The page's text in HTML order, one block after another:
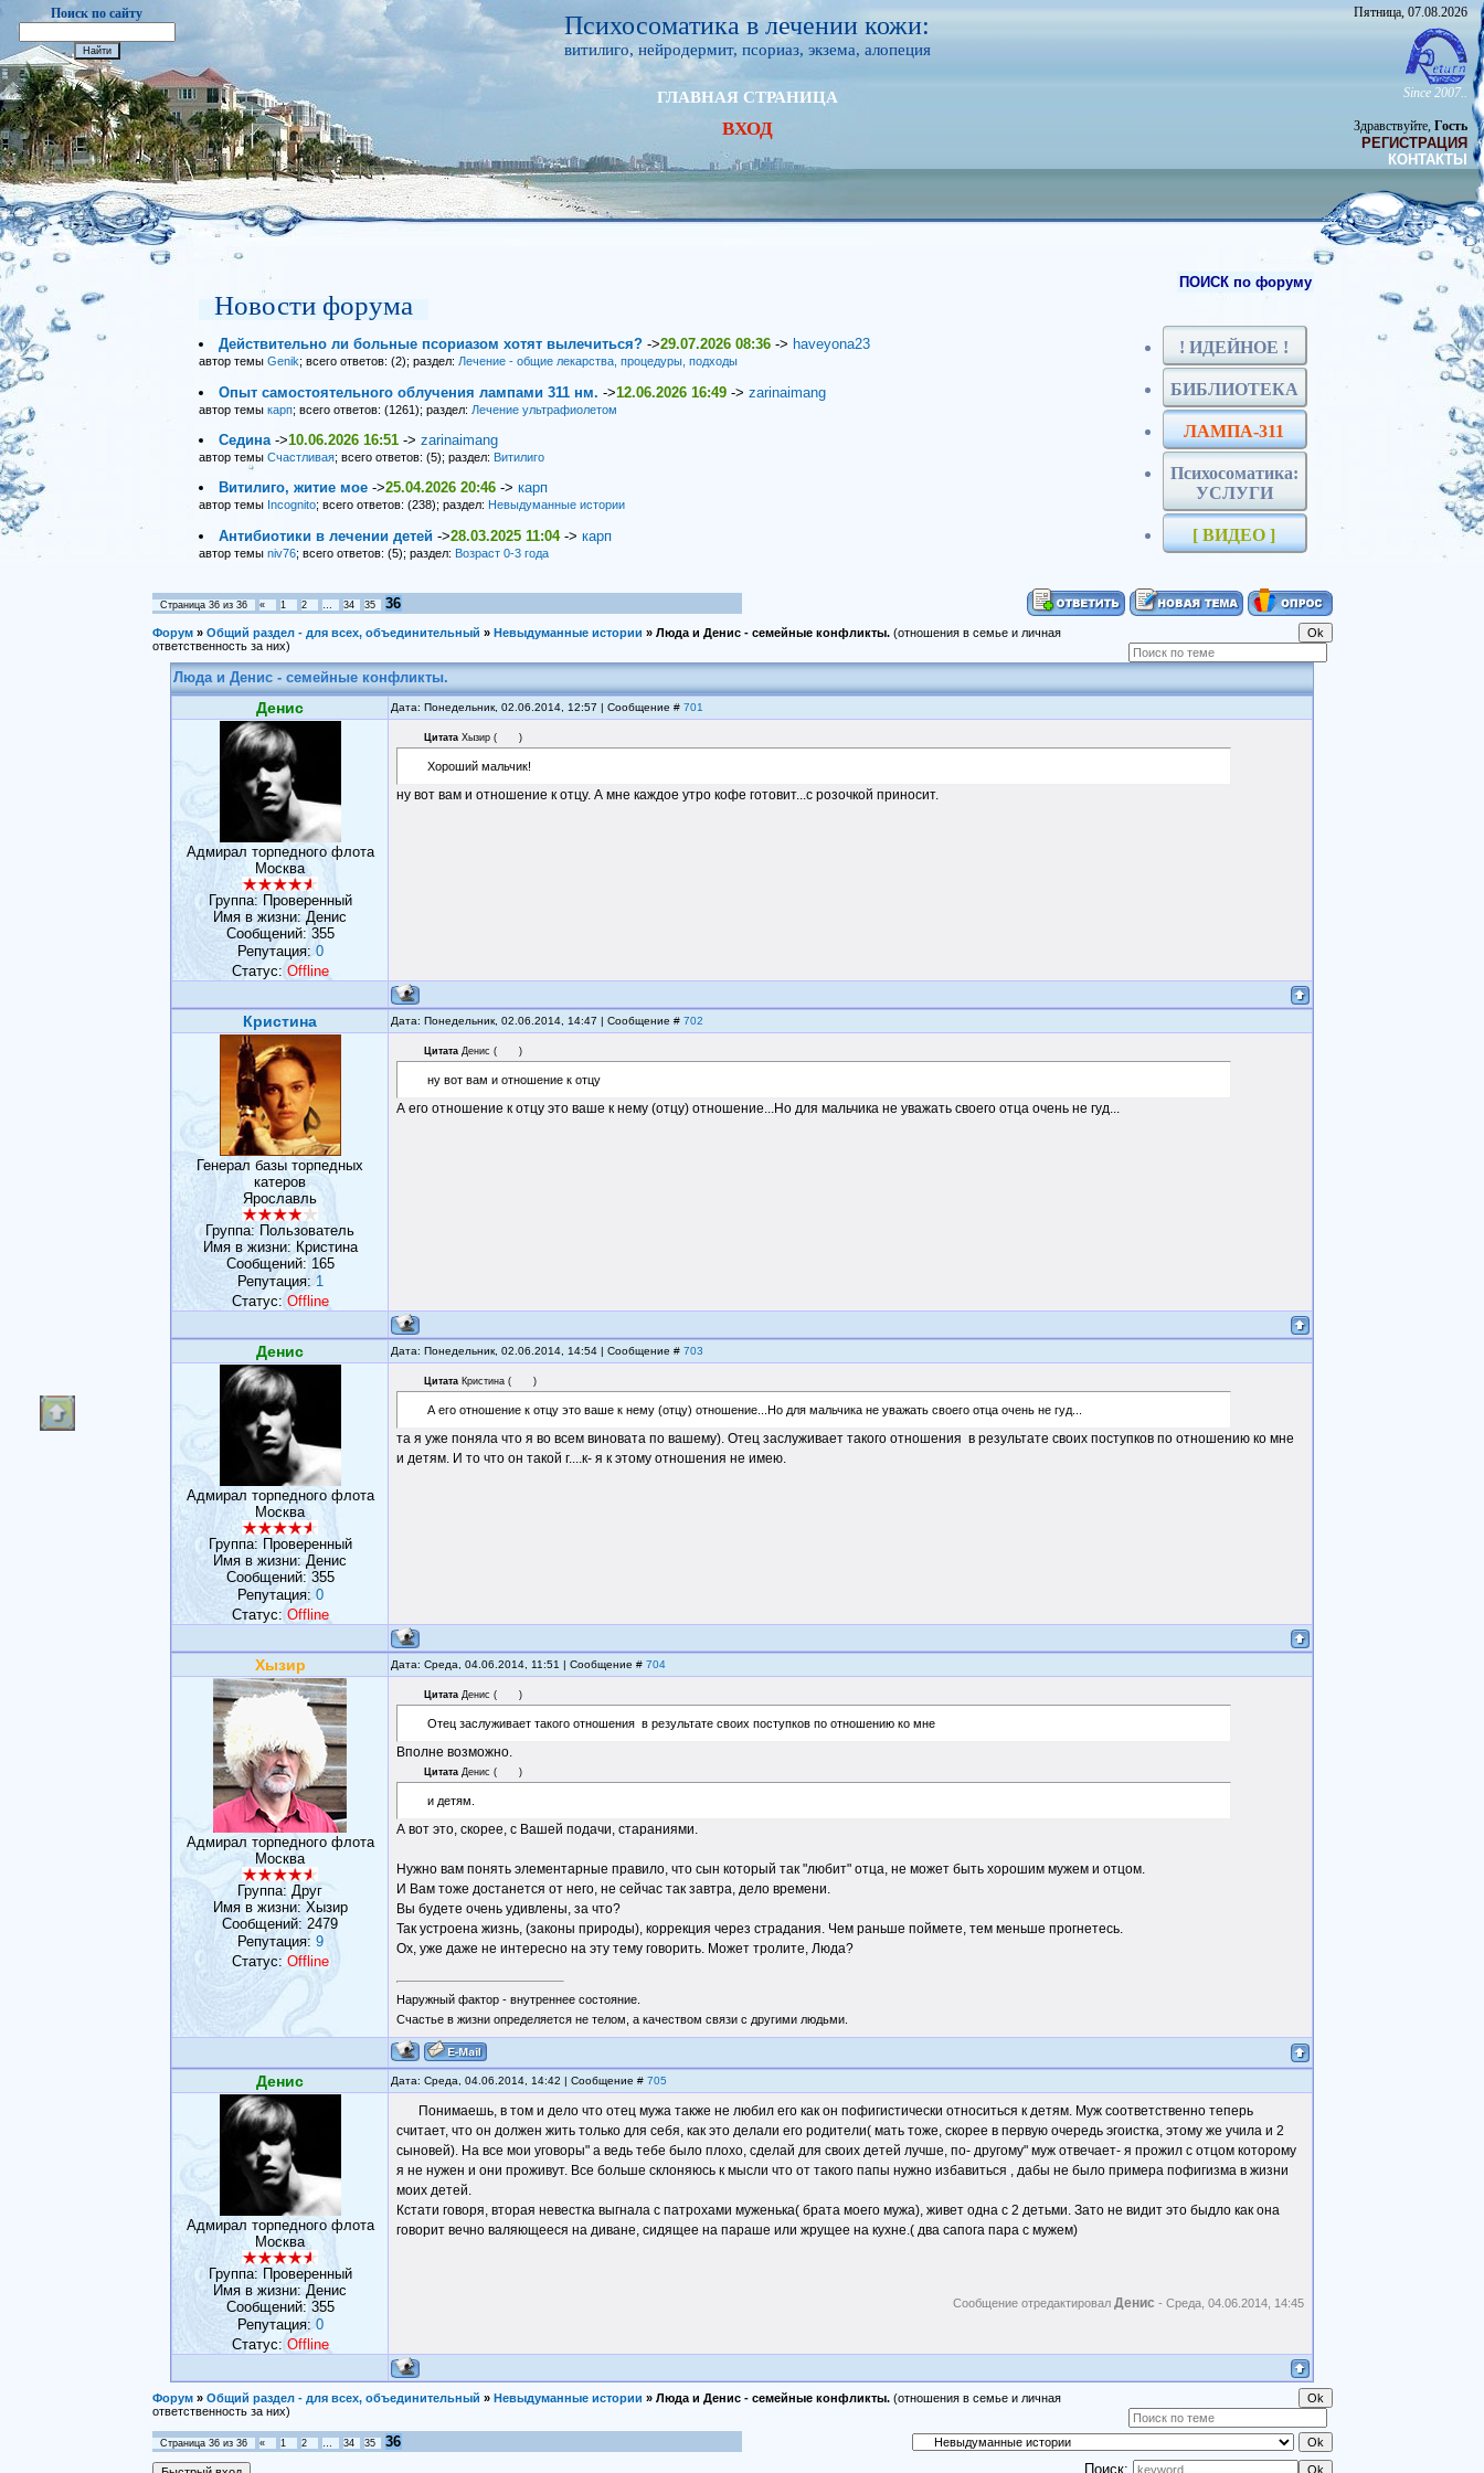
Поиск по сайту Психосоматика в лечении кожи:
витилиго, нейродермит, псориаз, экзема, алопеция
ГЛАВНАЯ СТРАНИЦА
ВХОД
Пятница, 07.08.2026
Since 2007..
Здравствуйте, Гость
РЕГИСТРАЦИЯ
КОНТАКТЫ
Новости форума
Действительно ли больные псориазом хотят вылечиться?->29.07.2026 08:36-> haveyona23
автор темы Genik; всего ответов: (2); раздел: Лечение - общие лекарства, процедуры, подходы
Опыт самостоятельного облучения лампами 311 нм. ->12.06.2026 16:49-> zarinaimang
автор темы карп; всего ответов: (1261); раздел: Лечение ультрафиолетом
Седина->10.06.2026 16:51-> zarinaimang
автор темы Счастливая; всего ответов: (5); раздел: Витилиго
Витилиго, житие мое->25.04.2026 20:46-> карп
автор темы Incognito; всего ответов: (238); раздел: Невыдуманные истории
Антибиотики в лечении детей ->28.03.2025 11:04-> карп
автор темы niv76; всего ответов: (5); раздел: Возраст 0-3 года
ПОИСК по форуму
! ИДЕЙНОЕ !
БИБЛИОТЕКА
ЛАМПА-311
Психосоматика:
УСЛУГИ
[ ВИДЕО ]
Страница 36из 36 « 1 2 … 34 35 36
Форум » Общий раздел - для всех, объединительный » Невыдуманные истории » Люда и Денис - семейные конфликты. (отношения в семье и личная
ответственность за них)
Люда и Денис - семейные конфликты.
Денис Дата: Понедельник, 02.06.2014, 12:57 | Сообщение # 701
Адмирал торпедного флота
Москва
Группа: Проверенный
Имя в жизни: Денис
Сообщений: 355
Репутация: 0
Статус: Offline
Цитата Хызир ( )
Хороший мальчик!
ну вот вам и отношение к отцу. А мне каждое утро кофе готовит...с розочкой приносит.
Кристина Дата: Понедельник, 02.06.2014, 14:47 | Сообщение # 702
Генерал базы торпедных
катеров
Ярославль
Группа: Пользователь
Имя в жизни: Кристина
Сообщений: 165
Репутация: 1
Статус: Offline
Цитата Денис ( )
ну вот вам и отношение к отцу
А его отношение к отцу это ваше к нему (отцу) отношение...Но для мальчика не уважать своего отца очень не гуд...
Денис Дата: Понедельник, 02.06.2014, 14:54 | Сообщение # 703
Адмирал торпедного флота
Москва
Группа: Проверенный
Имя в жизни: Денис
Сообщений: 355
Репутация: 0
Статус: Offline
Цитата Кристина ( )
А его отношение к отцу это ваше к нему (отцу) отношение...Но для мальчика не уважать своего отца очень не гуд...
та я уже поняла что я во всем виновата по вашему). Отец заслуживает такого отношения в результате своих поступков по отношению ко мне
и детям. И то что он такой г....к- я к этому отношения не имею.
Хызир Дата: Среда, 04.06.2014, 11:51 | Сообщение # 704
Адмирал торпедного флота
Москва
Группа: Друг
Имя в жизни: Хызир
Сообщений: 2479
Репутация: 9
Статус: Offline
Цитата Денис ( )
Отец заслуживает такого отношения в результате своих поступков по отношению ко мне
Вполне возможно.
Цитата Денис ( )
и детям.
А вот это, скорее, с Вашей подачи, стараниями.
Нужно вам понять элементарные правило, что сын который так "любит" отца, не может быть хорошим мужем и отцом.
И Вам тоже достанется от него, не сейчас так завтра, дело времени.
Вы будете очень удивлены, за что?
Так устроена жизнь, (законы природы), коррекция через страдания. Чем раньше поймете, тем меньше прогнетесь.
Ох, уже даже не интересно на эту тему говорить. Может тролите, Люда?
Наружный фактор - внутреннее состояние.
Счастье в жизни определяется не телом, а качеством связи с другими людьми.
Денис Дата: Среда, 04.06.2014, 14:42 | Сообщение # 705
Адмирал торпедного флота
Москва
Группа: Проверенный
Имя в жизни: Денис
Сообщений: 355
Репутация: 0
Статус: Offline
Понимаешь, в том и дело что отец мужа также не любил его как он пофигистически относиться к детям. Муж соответственно теперь
считает, что он должен жить только для себя, как это делали его родители( мать тоже, скорее в первую очередь эгоистка, этому же учила и 2
сыновей). На все мои уговоры" а ведь тебе было плохо, сделай для своих детей лучше, по- другому" муж отвечает- я прожил с отцом которому
я не нужен и они проживут. Все больше склоняюсь к мысли что от такого папы нужно избавиться , дабы не было примера пофигизма в жизни
моих детей.
Кстати говоря, вторая невестка выгнала с патрохами муженька( брата моего мужа), живет одна с 2 детьми. Зато не видит это быдло как она
говорит вечно валяющееся на диване, сидящее на параше или жрущее на кухне.( два сапога пара с мужем)
Сообщение отредактировал Денис - Среда, 04.06.2014, 14:45
Форум » Общий раздел - для всех, объединительный » Невыдуманные истории » Люда и Денис - семейные конфликты. (отношения в семье и личная
ответственность за них)
Страница 36из 36 « 1 2 … 34 35
36
Поиск: